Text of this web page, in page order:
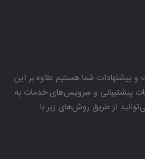
و پیشنهادات شما هستیم علاوه بر این
پیشتیبانی و سرویس‌های خدمات به
از طریق روش‌های زیر با